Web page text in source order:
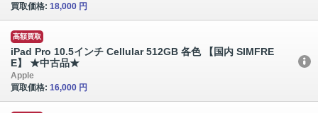
買取価格: 18,000 円
高額買取
iPad Pro 10.5インチ Cellular 512GB 各色 【国内 SIMFRE
E】 ★中古品★
Apple
買取価格: 16,000 円